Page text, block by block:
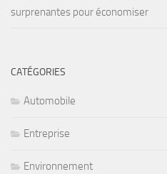
surprenantes pour économiser
CATÉGORIES
Automobile
Entreprise
Environnement